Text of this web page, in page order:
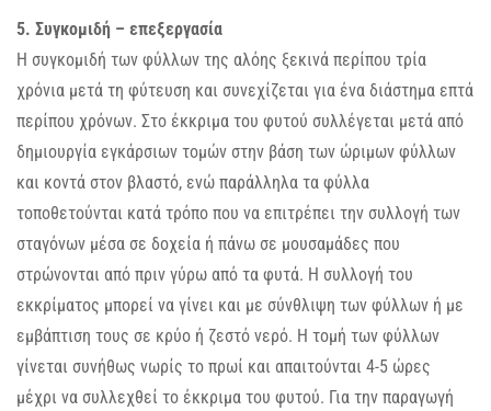
5. Συγκομιδή – επεξεργασία
Η συγκομιδή των φύλλων της αλόης ξεκινά περίπου τρία
χρόνια μετά τη φύτευση και συνεχίζεται για ένα διάστημα επτά
περίπου χρόνων. Στο έκκριμα του φυτού συλλέγεται μετά από
δημιουργία εγκάρσιων τομών στην βάση των ώριμων φύλλων
και κοντά στον βλαστό, ενώ παράλληλα τα φύλλα
τοποθετούνται κατά τρόπο που να επιτρέπει την συλλογή των
σταγόνων μέσα σε δοχεία ή πάνω σε μουσαμάδες που
στρώνονται από πριν γύρω από τα φυτά. Η συλλογή του
εκκρίματος μπορεί να γίνει και με σύνθλιψη των φύλλων ή με
εμβάπτιση τους σε κρύο ή ζεστό νερό. Η τομή των φύλλων
γίνεται συνήθως νωρίς το πρωί και απαιτούνται 4-5 ώρες
μέχρι να συλλεχθεί το έκκριμα του φυτού. Για την παραγωγή